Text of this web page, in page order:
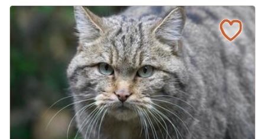
Schmetterlinge!
Vom Acker zum Wildkatzen-Korridor